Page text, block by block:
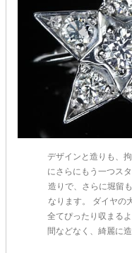
デザインと造りも、
にさらにもう一つス
造りで、さらに堀留
なります。 ダイヤの
全てぴったり収まる
間などなく、綺麗に
お